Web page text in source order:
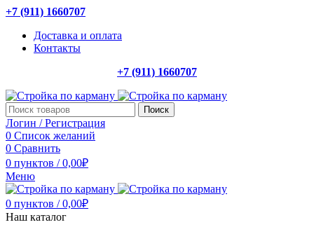
+7 (911) 1660707
Доставка и оплата
Контакты
+7 (911) 1660707
Поиск
Логин / Регистрация
0 Список желаний
0 Сравнить
0 пунктов / 0,00₽
Меню
0 пунктов / 0,00₽
Наш каталог